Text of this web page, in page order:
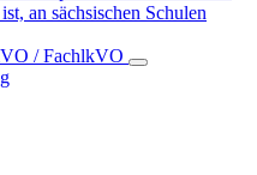
an sächsischen Schulen
/ FachlkVO